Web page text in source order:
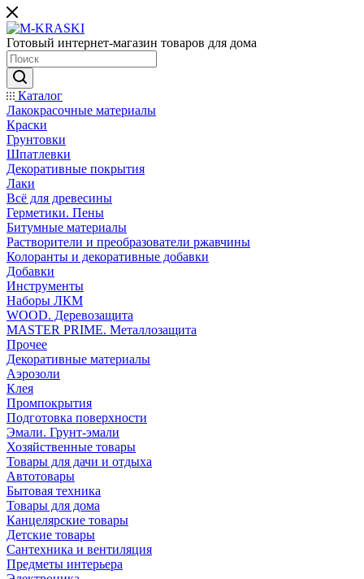
Готовый интернет-магазин товаров для дома
Каталог
Лакокрасочные материалы
Краски
Грунтовки
Шпатлевки
Декоративные покрытия
Лаки
Всё для древесины
Герметики. Пены
Битумные материалы
Растворители и преобразователи ржавчины
Колоранты и декоративные добавки
Добавки
Инструменты
Наборы ЛКМ
WOOD. Деревозащита
MASTER PRIME. Металлозащита
Прочее
Декоративные материалы
Аэрозоли
Клея
Промпокрытия
Подготовка поверхности
Эмали. Грунт-эмали
Хозяйственные товары
Товары для дачи и отдыха
Автотовары
Бытовая техника
Товары для дома
Канцелярские товары
Детские товары
Сантехника и вентиляция
Предметы интерьера